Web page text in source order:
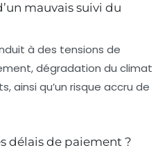
mauvais suivi du
à des tensions de
dégradation du climat
ainsi qu’un risque accru de
délais de paiement ?